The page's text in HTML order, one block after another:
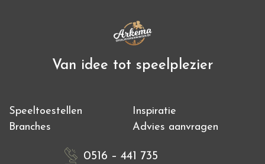
Van idee tot speelplezier
Speeltoestellen
Inspiratie
Branches
Advies aanvragen
0516 – 441 735